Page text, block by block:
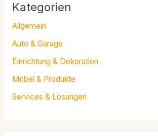
Kategorien
Allgemein
Auto & Garage
Einrichtung & Dekoration
Möbel & Produkte
Services & Lösungen